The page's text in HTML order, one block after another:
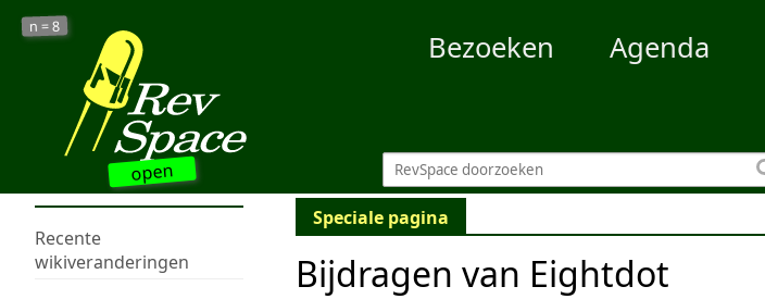
open
n =8
Bezoeken Agenda
Recente
wikiveranderingen
Speciale pagina
Bijdragen van Eightdot